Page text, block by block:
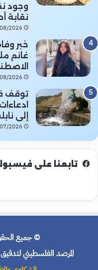
وجود
نقابة
2026
خبر
غانم
2026
توقف
إلى
2026
تابعنا على
© جميع
المرصد الفلسطيني لتدقيق